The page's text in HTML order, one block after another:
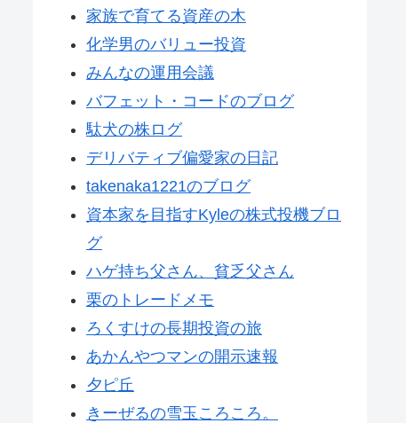
家族で育てる資産の木
化学男のバリュー投資
みんなの運用会議
バフェット・コードのブログ
駄犬の株ログ
デリバティブ偏愛家の日記
takenaka1221のブログ
資本家を目指すKyleの株式投機ブロ
グ
ハゲ持ち父さん、貧乏父さん
栗のトレードメモ
ろくすけの長期投資の旅
あかんやつマンの開示速報
夕ピ丘
きーぜるの雪玉ころころ。